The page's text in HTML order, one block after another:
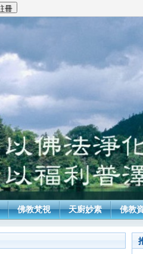
佛教梵視 天廚妙素 佛教